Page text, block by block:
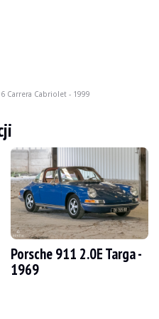
Carrera Cabriolet - 1999
Carrera
Dacii
Porsche 911 2.0E Targa -
1969